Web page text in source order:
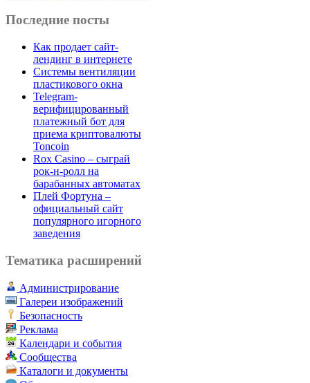
Последние посты
Как продает сайт-
лендинг в интернете
Системы вентиляции
пластикового окна
Telegram-
верифицированный
платежный бот для
приема криптовалюты
Toncoin
Rox Casino – сыграй
рок-н-ролл на
барабанных автоматах
Плей Фортуна –
официальный сайт
популярного игорного
заведения
Тематика расширений
Администрирование
Галереи изображений
Безопасность
Реклама
Календари и события
Сообщества
Каталоги и документы